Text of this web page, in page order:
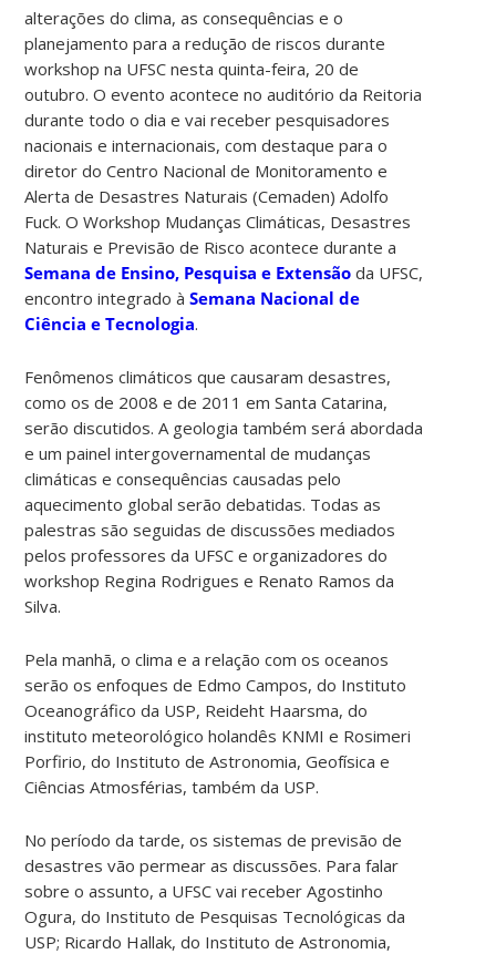
alterações do clima, as consequências e o
planejamento para a redução de riscos durante
workshop na UFSC nesta quinta-feira, 20 de
outubro. O evento acontece no auditório da Reitoria
durante todo o dia e vai receber pesquisadores
nacionais e internacionais, com destaque para o
diretor do Centro Nacional de Monitoramento e
Alerta de Desastres Naturais (Cemaden) Adolfo
Fuck. O Workshop Mudanças Climáticas, Desastres
Naturais e Previsão de Risco acontece durante a
Semana de Ensino, Pesquisa e Extensão da UFSC,
encontro integrado à Semana Nacional de
Ciência e Tecnologia.
Fenômenos climáticos que causaram desastres,
como os de 2008 e de 2011 em Santa Catarina,
serão discutidos. A geologia também será abordada
e um painel intergovernamental de mudanças
climáticas e consequências causadas pelo
aquecimento global serão debatidas. Todas as
palestras são seguidas de discussões mediados
pelos professores da UFSC e organizadores do
workshop Regina Rodrigues e Renato Ramos da
Silva.
Pela manhã, o clima e a relação com os oceanos
serão os enfoques de Edmo Campos, do Instituto
Oceanográfico da USP, Reideht Haarsma, do
instituto meteorológico holandês KNMI e Rosimeri
Porfirio, do Instituto de Astronomia, Geofísica e
Ciências Atmosférias, também da USP.
No período da tarde, os sistemas de previsão de
desastres vão permear as discussões. Para falar
sobre o assunto, a UFSC vai receber Agostinho
Ogura, do Instituto de Pesquisas Tecnológicas da
USP; Ricardo Hallak, do Instituto de Astronomia,